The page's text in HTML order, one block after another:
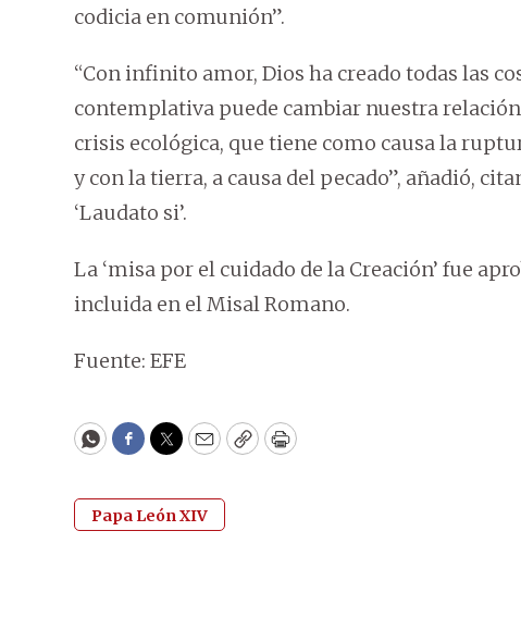
codicia en comunión”.
“Con infinito amor, Dios ha creado todas las
contemplativa puede cambiar nuestra
crisis ecológica, que tiene como causa la
y con la tierra, a causa del pecado”, añadió,
‘Laudato si’.
La ‘misa por el cuidado de la Creación’ fue
incluida en el Misal Romano.
Fuente: EFE
WhatsApp
Facebook
Twitter
EmailCopyPrint
Papa León XIV